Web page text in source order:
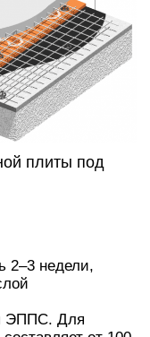
плиты под
2–3 недели,
ЭППС. Для